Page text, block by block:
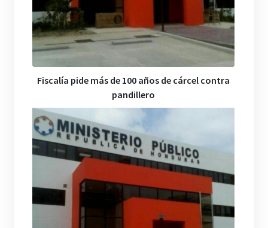
Fiscalía pide más de 100 años de cárcel contra
pandillero